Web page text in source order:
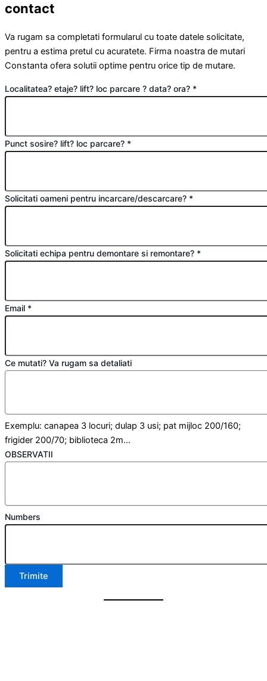
contact
Va rugam sa completati formularul cu toate datele solicitate,
pentru a estima pretul cu acuratete. Firma noastra de mutari
Constanta ofera solutii optime pentru orice tip de mutare.
Localitatea? etaje? lift? loc parcare ? data? ora? *
Punct sosire? lift? loc parcare? *
Solicitati oameni pentru incarcare/descarcare? *
Solicitati echipa pentru demontare si remontare? *
Email *
Ce mutati? Va rugam sa detaliati
Exemplu: canapea 3 locuri; dulap 3 usi; pat mijloc 200/160;
frigider 200/70; biblioteca 2m…
OBSERVATII
Numbers
Trimite